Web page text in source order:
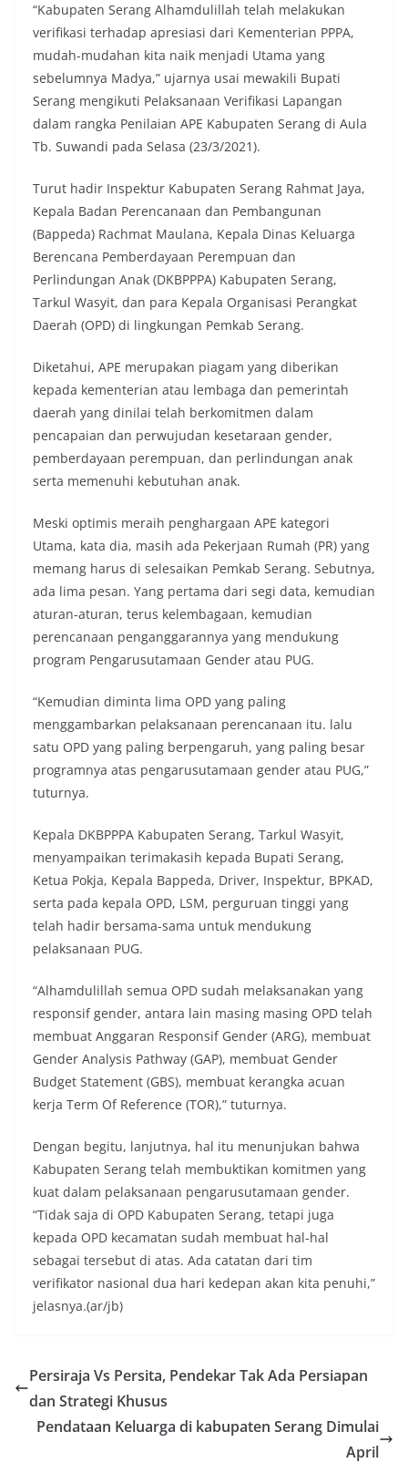
“Kabupaten Serang Alhamdulillah telah melakukan
verifikasi terhadap apresiasi dari Kementerian PPPA,
mudah-mudahan kita naik menjadi Utama yang
sebelumnya Madya,” ujarnya usai mewakili Bupati
Serang mengikuti Pelaksanaan Verifikasi Lapangan
dalam rangka Penilaian APE Kabupaten Serang di Aula
Tb. Suwandi pada Selasa (23/3/2021).
Turut hadir Inspektur Kabupaten Serang Rahmat Jaya,
Kepala Badan Perencanaan dan Pembangunan
(Bappeda) Rachmat Maulana, Kepala Dinas Keluarga
Berencana Pemberdayaan Perempuan dan
Perlindungan Anak (DKBPPPA) Kabupaten Serang,
Tarkul Wasyit, dan para Kepala Organisasi Perangkat
Daerah (OPD) di lingkungan Pemkab Serang.
Diketahui, APE merupakan piagam yang diberikan
kepada kementerian atau lembaga dan pemerintah
daerah yang dinilai telah berkomitmen dalam
pencapaian dan perwujudan kesetaraan gender,
pemberdayaan perempuan, dan perlindungan anak
serta memenuhi kebutuhan anak.
Meski optimis meraih penghargaan APE kategori
Utama, kata dia, masih ada Pekerjaan Rumah (PR) yang
memang harus di selesaikan Pemkab Serang. Sebutnya,
ada lima pesan. Yang pertama dari segi data, kemudian
aturan-aturan, terus kelembagaan, kemudian
perencanaan penganggarannya yang mendukung
program Pengarusutamaan Gender atau PUG.
“Kemudian diminta lima OPD yang paling
menggambarkan pelaksanaan perencanaan itu. lalu
satu OPD yang paling berpengaruh, yang paling besar
programnya atas pengarusutamaan gender atau PUG,”
tuturnya.
Kepala DKBPPPA Kabupaten Serang, Tarkul Wasyit,
menyampaikan terimakasih kepada Bupati Serang,
Ketua Pokja, Kepala Bappeda, Driver, Inspektur, BPKAD,
serta pada kepala OPD, LSM, perguruan tinggi yang
telah hadir bersama-sama untuk mendukung
pelaksanaan PUG.
“Alhamdulillah semua OPD sudah melaksanakan yang
responsif gender, antara lain masing masing OPD telah
membuat Anggaran Responsif Gender (ARG), membuat
Gender Analysis Pathway (GAP), membuat Gender
Budget Statement (GBS), membuat kerangka acuan
kerja Term Of Reference (TOR),” tuturnya.
Dengan begitu, lanjutnya, hal itu menunjukan bahwa
Kabupaten Serang telah membuktikan komitmen yang
kuat dalam pelaksanaan pengarusutamaan gender.
“Tidak saja di OPD Kabupaten Serang, tetapi juga
kepada OPD kecamatan sudah membuat hal-hal
sebagai tersebut di atas. Ada catatan dari tim
verifikator nasional dua hari kedepan akan kita penuhi,”
jelasnya.(ar/jb)
Persiraja Vs Persita, Pendekar Tak Ada Persiapan
dan Strategi Khusus
Pendataan Keluarga di kabupaten Serang Dimulai
April